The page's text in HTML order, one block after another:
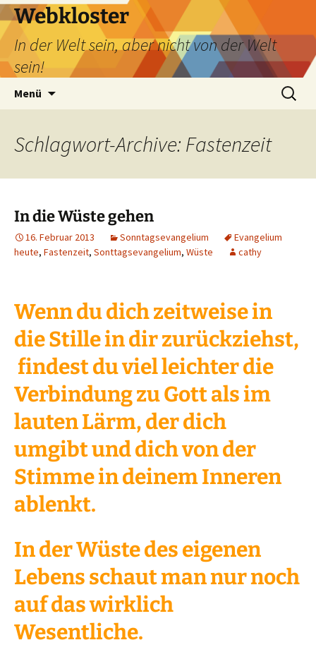
Webkloster
In der Welt sein, aber nicht von der Welt
sein!
Menü
Suchen
nach:
Schlagwort-Archive: Fastenzeit
In die Wüste gehen
16. Februar 2013 Sonntagsevangelium
Evangelium
heute, Fastenzeit, Sonttagsevangelium, Wüste cathy
Wenn du dich zeitweise in
die Stille in dir zurückziehst,
findest du viel leichter die
Verbindung zu Gott als im
lauten Lärm, der dich
umgibt und dich von der
Stimme in deinem Inneren
ablenkt.
In der Wüste des eigenen
Lebens schaut man nur noch
auf das wirklich
Wesentliche.